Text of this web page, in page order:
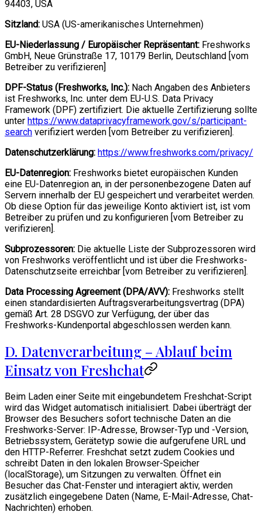
94403, USA
Sitzland: USA (US-amerikanisches Unternehmen)
EU-Niederlassung / Europäischer Repräsentant: Freshworks
GmbH, Neue Grünstraße 17, 10179 Berlin, Deutschland [vom
Betreiber zu verifizieren]
DPF-Status (Freshworks, Inc.): Nach Angaben des Anbieters
ist Freshworks, Inc. unter dem EU-U.S. Data Privacy
Framework (DPF) zertifiziert. Die aktuelle Zertifizierung sollte
unter https://www.dataprivacyframework.gov/s/participant-
search verifiziert werden [vom Betreiber zu verifizieren].
Datenschutzerklärung: https://www.freshworks.com/privacy/
EU-Datenregion: Freshworks bietet europäischen Kunden
eine EU-Datenregion an, in der personenbezogene Daten auf
Servern innerhalb der EU gespeichert und verarbeitet werden.
Ob diese Option für das jeweilige Konto aktiviert ist, ist vom
Betreiber zu prüfen und zu konfigurieren [vom Betreiber zu
verifizieren].
Subprozessoren: Die aktuelle Liste der Subprozessoren wird
von Freshworks veröffentlicht und ist über die Freshworks-
Datenschutzseite erreichbar [vom Betreiber zu verifizieren].
Data Processing Agreement (DPA/AVV): Freshworks stellt
einen standardisierten Auftragsverarbeitungsvertrag (DPA)
gemäß Art. 28 DSGVO zur Verfügung, der über das
Freshworks-Kundenportal abgeschlossen werden kann.
D. Datenverarbeitung – Ablauf beim
Einsatz von Freshchat
Beim Laden einer Seite mit eingebundetem Freshchat-Script
wird das Widget automatisch initialisiert. Dabei überträgt der
Browser des Besuchers sofort technische Daten an die
Freshworks-Server: IP-Adresse, Browser-Typ und -Version,
Betriebssystem, Gerätetyp sowie die aufgerufene URL und
den HTTP-Referrer. Freshchat setzt zudem Cookies und
schreibt Daten in den lokalen Browser-Speicher
(localStorage), um Sitzungen zu verwalten. Öffnet ein
Besucher das Chat-Fenster und interagiert aktiv, werden
zusätzlich eingegebene Daten (Name, E-Mail-Adresse, Chat-
Nachrichten) erhoben.